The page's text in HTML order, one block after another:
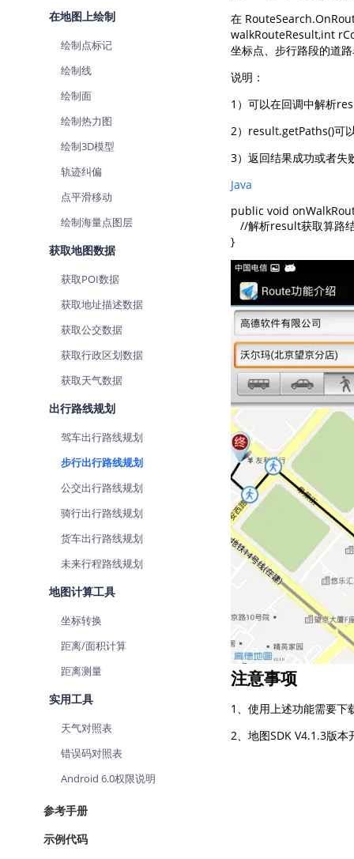
在地图上绘制
绘制点标记
绘制线
绘制面
绘制热力图
绘制3D模型
轨迹纠偏
点平滑移动
绘制海量点图层
获取地图数据
获取POI数据
获取地址描述数据
获取公交数据
获取行政区划数据
获取天气数据
出行路线规划
驾车出行路线规划
步行出行路线规划
公交出行路线规划
骑行出行路线规划
货车出行路线规划
未来行程路线规划
地图计算工具
坐标转换
距离/面积计算
距离测量
实用工具
天气对照表
错误码对照表
Android 6.0权限说明
参考手册
示例代码
在
walkRouteResult,int
坐标点、步行路段的道
说明：
1）可以在回调中解析
2）result.getPaths()可
3）返回结果成功或者失
Java
public void
//解析result获取算
注意事项
1、使用上述功能需要下
2、地图SDK V4.1.3版